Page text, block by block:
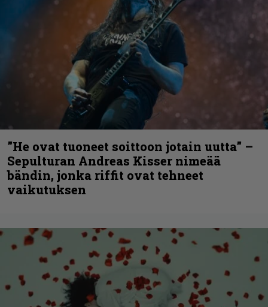
”He ovat tuoneet soittoon jotain uutta” –
Sepulturan Andreas Kisser nimeää
bändin, jonka riffit ovat tehneet
vaikutuksen